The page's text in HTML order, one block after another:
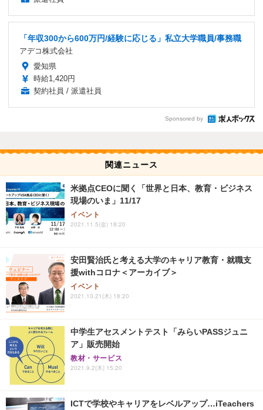
「年収300から600万円/経験に応じる」私立大学職員/事務職
アデコ株式会社
愛知県
時給1,420円
契約社員 / 派遣社員
Sponsored by
関連ニュース
米拠点CEOに聞く「世界と日本、教育・ビジネス
現場のいま」11/17
イベント
2021.11.5(金) 18:20
安田賢治氏と考える大学のキャリア教育・就職支
援withコロナ＜アーカイブ＞
イベント
2021.10.21(木) 18:20
中学生アセスメントテスト「みらいPASSジュニ
ア」販売開始
教材・サービス
2021.9.2(木) 15:20
ICTで学校やキャリアをレベルアップ…iTeachers